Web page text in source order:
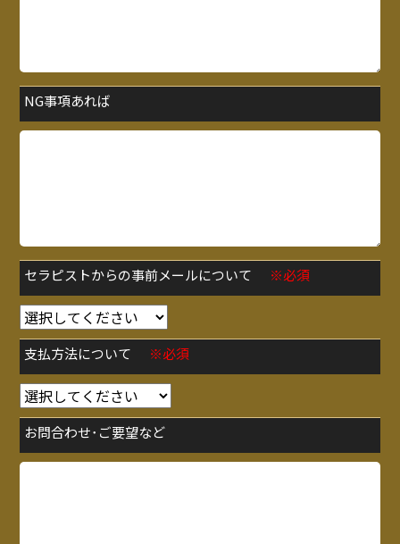
NG事項あれば
セラピストからの事前メールについて ※必須
支払方法について ※必須
お問合わせ･ご要望など